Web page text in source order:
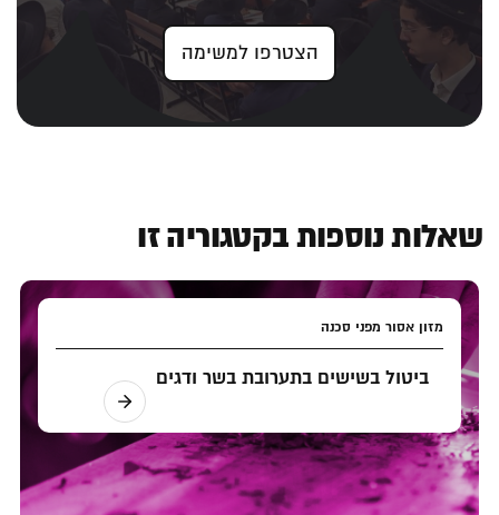
הצטרפו למשימה
שאלות נוספות בקטגוריה זו
מזון אסור מפני סכנה
ביטול בשישים בתערובת בשר ודגים